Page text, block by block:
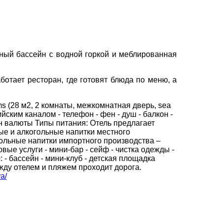
+38 (099) 180-32-43
,
+38 (093) 180-32-43,
kh_city@aventour.ua
Сб 10:00 - 15:00
бассейн с водной горкой и меблированная
ресторан, где готовят блюда по меню, а
(28 м2, 2 комнаты, межкомнатная дверь, sea
каналом - телефон - фен - душ - балкон -
валюты Типы питания: Отель предлагает
и алкогольные напитки местного
напитки импортного производства –
услуги - мини-бар - сейф - чистка одежды -
бассейн - мини-клуб - детская площадка
отелем и пляжем проходит дорога.